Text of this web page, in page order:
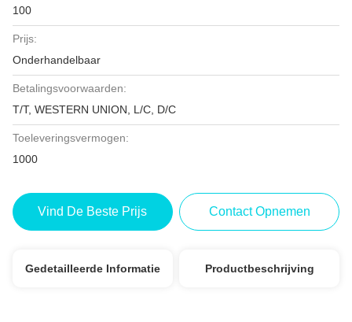
100
Prijs:
Onderhandelbaar
Betalingsvoorwaarden:
T/T, WESTERN UNION, L/C, D/C
Toeleveringsvermogen:
1000
Vind De Beste Prijs Contact Opnemen
Gedetailleerde Informatie Productbeschrijving